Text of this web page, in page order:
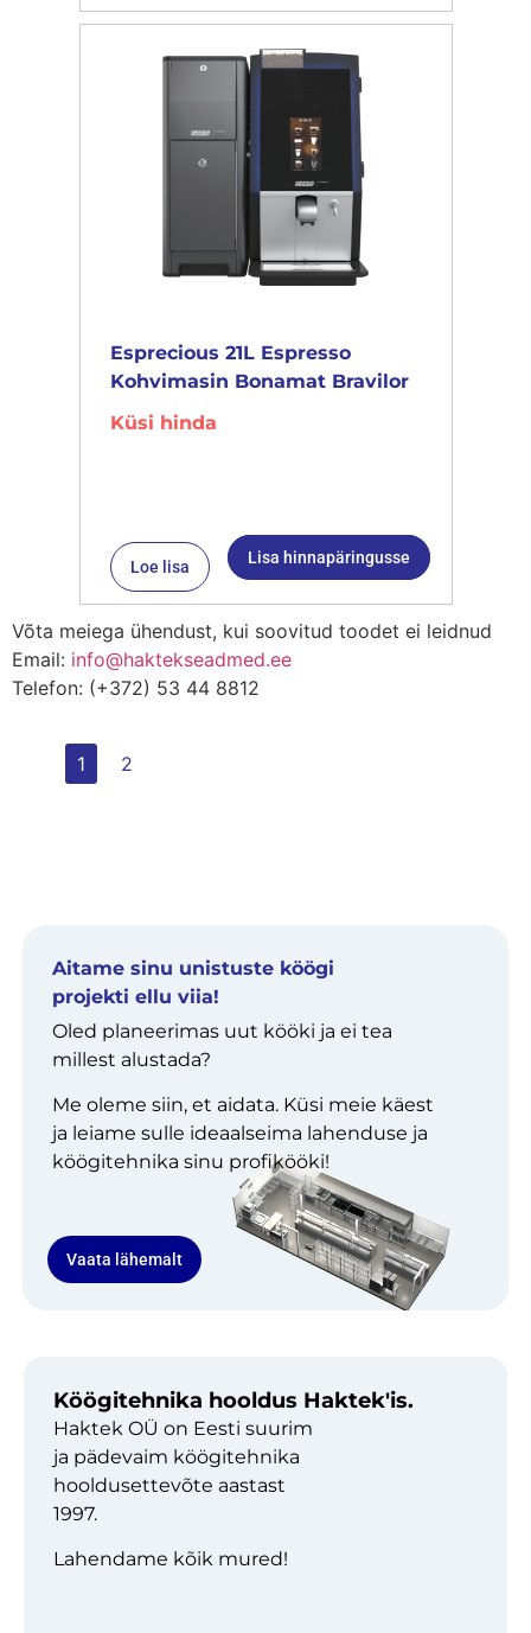
Esprecious 21L Espresso
Kohvimasin Bonamat Bravilor
Küsi hinda
Loe lisa Lisa hinnapäringusse
Võta meiega ühendust, kui soovitud toodet ei leidnud
Email: info@haktekseadmed.ee
Telefon: (+372) 53 44 8812
1 2
Aitame sinu unistuste köögi
projekti ellu viia!
Oled planeerimas uut kööki ja ei tea
millest alustada?
Me oleme siin, et aidata. Küsi meie käest
ja leiame sulle ideaalseima lahenduse ja
köögitehnika sinu profikööki!
Vaata lähemalt
Köögitehnika hooldus Haktek'is.
Haktek OÜ on Eesti suurim
ja pädevaim köögitehnika
hooldusettevõte aastast
1997.
Lahendame kõik mured!